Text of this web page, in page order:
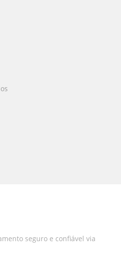
seguro e confiável via